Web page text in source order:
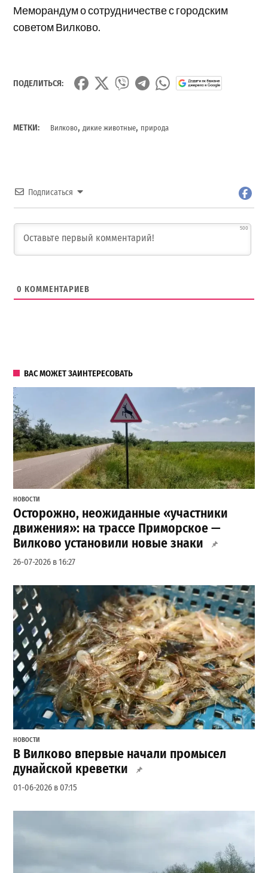
Меморандум о сотрудничестве с городским
советом Вилково.
ПОДЕЛИТЬСЯ:
МЕТКИ: Вилково,дикие животные, природа
Подписаться
500
0 КОММЕНТАРИЕВ
ВАС МОЖЕТ ЗАИНТЕРЕСОВАТЬ
НОВОСТИ
Осторожно, неожиданные «участники
движения»: на трассе Приморское —
Вилково установили новые знаки
26-07-2026 в 16:27
НОВОСТИ
В Вилково впервые начали промысел
дунайской креветки
01-06-2026 в 07:15